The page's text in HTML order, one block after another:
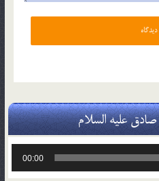
صادق علیه السلام
00:00